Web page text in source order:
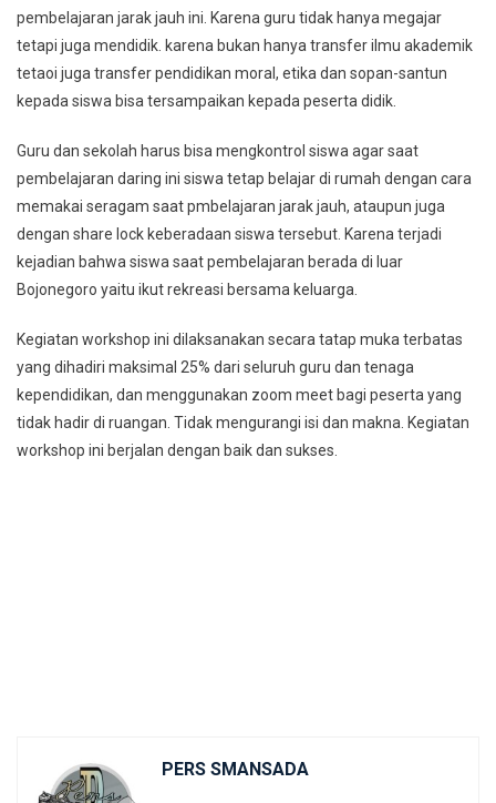
pembelajaran jarak jauh ini. Karena guru tidak hanya megajar
tetapi juga mendidik. karena bukan hanya transfer ilmu akademik
tetaoi juga transfer pendidikan moral, etika dan sopan-santun
kepada siswa bisa tersampaikan kepada peserta didik.
Guru dan sekolah harus bisa mengkontrol siswa agar saat
pembelajaran daring ini siswa tetap belajar di rumah dengan cara
memakai seragam saat pmbelajaran jarak jauh, ataupun juga
dengan share lock keberadaan siswa tersebut. Karena terjadi
kejadian bahwa siswa saat pembelajaran berada di luar
Bojonegoro yaitu ikut rekreasi bersama keluarga.
Kegiatan workshop ini dilaksanakan secara tatap muka terbatas
yang dihadiri maksimal 25% dari seluruh guru dan tenaga
kependidikan, dan menggunakan zoom meet bagi peserta yang
tidak hadir di ruangan. Tidak mengurangi isi dan makna. Kegiatan
workshop ini berjalan dengan baik dan sukses.
PERS SMANSADA